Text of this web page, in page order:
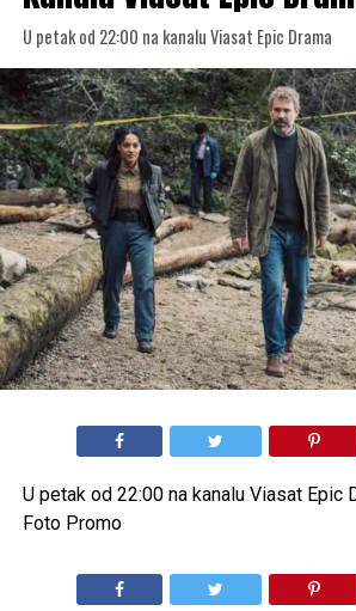
U petak od 22:00 na kanalu Viasat Epic Drama
U petak od 22:00 na kanalu Viasat Epic
Foto Promo